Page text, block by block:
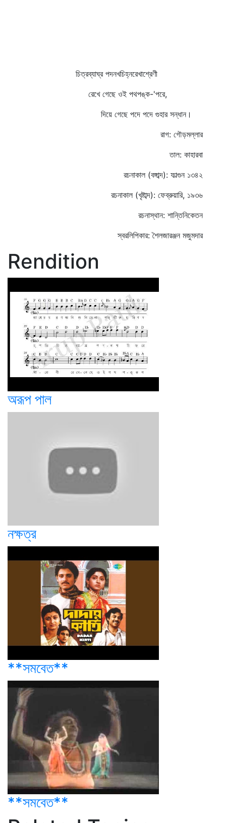
চিত্রব্যাঘ্র পদনখচিহ্নরেখাশ্রেণী
রেখে গেছে ওই পথপঙ্ক-'পরে,
দিয়ে গেছে পদে পদে গুহার সন্ধান।
রাগ: গৌড়মল্লার
তাল: কাহারবা
রচনাকাল (বঙ্গাব্দ): ফাল্গুন ১৩৪২
রচনাকাল (খৃষ্টাব্দ): ফেব্রুয়ারি, ১৯৩৬
রচনাস্থান: শান্তিনিকেতন
স্বরলিপিকার: শৈলজারঞ্জন মজুমদার
Rendition
অরূপ পাল
নক্ষত্র
**সমবেত**
**সমবেত**